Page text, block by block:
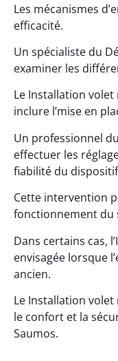
Les mécanismes
efficacité.
Un spécialiste du
examiner les
Le Installation
inclure l’mise en
Un professionnel
effectuer les
fiabilité du
Cette intervention
fonctionnement du
Dans certains cas,
envisagée lorsque
ancien.
Le Installation
le confort et la
Saumos.